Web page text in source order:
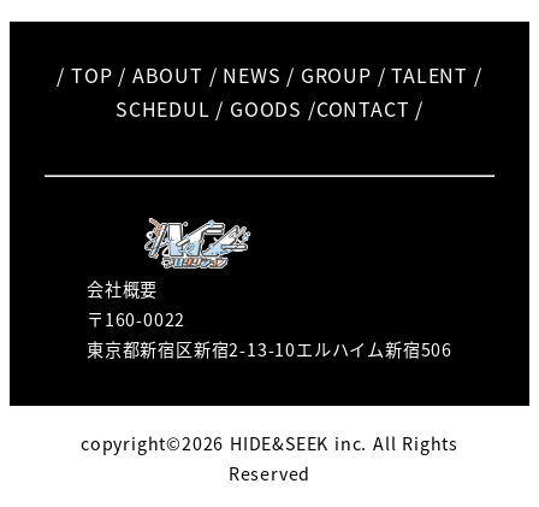
/ TOP / ABOUT / NEWS / GROUP /TALENT /
SCHEDUL / GOODS /CONTACT /
会社概要
〒160-0022
東京都新宿区新宿2-13-10エルハイム新宿506
copyright©2026 HIDE&SEEK inc. All Rights
Reserved